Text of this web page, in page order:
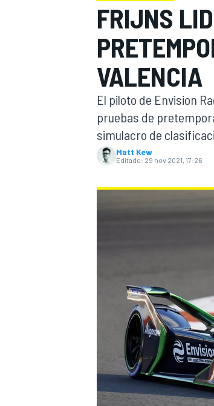
FRIJNS
VALENCIA
El piloto de Envision
pruebas de
simulacro de
Matt Kew
Editado: 29 nov 2021, 17:26